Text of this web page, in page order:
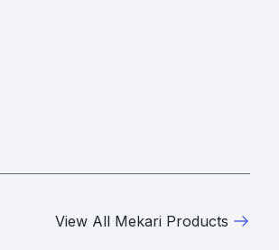
View All Mekari Products